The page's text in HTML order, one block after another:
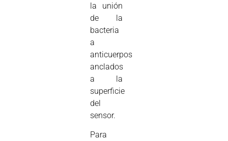
la unión
de la
bacteria
a
anticuerpos
anclados
a la
superficie
del
sensor.
Para